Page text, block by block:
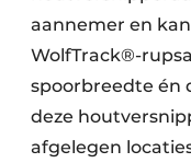
aannemer en
WolfTrack®-
spoorbreedte én
deze
afgelegen